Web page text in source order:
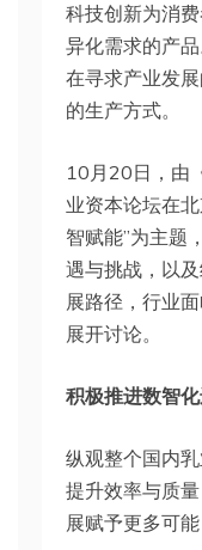
科技创新为消
异化需求的产
在寻求产业发
的生产方式。
10月20日，由
业资本论坛在
智赋能”为主题
遇与挑战，以
展路径，行业
展开讨论。
积极推进数智
纵观整个国内
提升效率与质
展赋予更多可